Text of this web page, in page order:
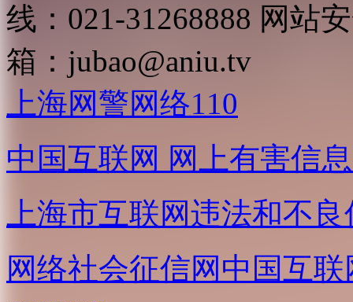
线：021-31268888 网站
箱： jubao@aniu.tv
上海网警网络110
中国互联网 网上有害信
上海市互联网违法和不
网络社会征信网 中国互